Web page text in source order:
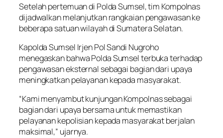
Setelah pertemuan di Polda Sumsel, tim Kompolnas
dijadwalkan melanjutkan rangkaian pengawasan ke
beberapa satuan wilayah di Sumatera Selatan.
Kapolda Sumsel Irjen Pol Sandi Nugroho
menegaskan bahwa Polda Sumsel terbuka terhadap
pengawasan eksternal sebagai bagian dari upaya
meningkatkan pelayanan kepada masyarakat.
“Kami menyambut kunjungan Kompolnas sebagai
bagian dari upaya bersama untuk memastikan
pelayanan kepolisian kepada masyarakat berjalan
maksimal,” ujarnya.